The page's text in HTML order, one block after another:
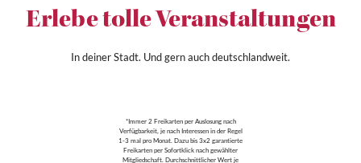
Erlebe tolle Veranstaltungen
In deiner Stadt. Und gern auch deutschlandweit.
*Immer 2 Freikarten per Auslosung nach
Verfügbarkeit, je nach Interessen in der Regel
1-3 mal pro Monat. Dazu bis 3x2 garantierte
Freikarten per Sofortklick nach gewählter
Mitgliedschaft. Durchschnittlicher Wert je